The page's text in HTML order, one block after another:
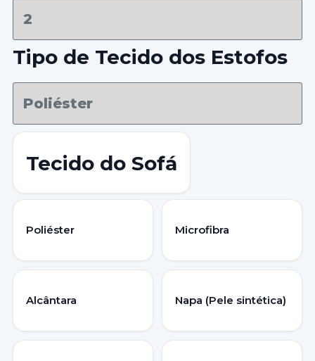
Tipo de Tecido dos Estofos
Tecido do Sofá
Poliéster Microfibra
Alcântara Napa (Pele sintética)